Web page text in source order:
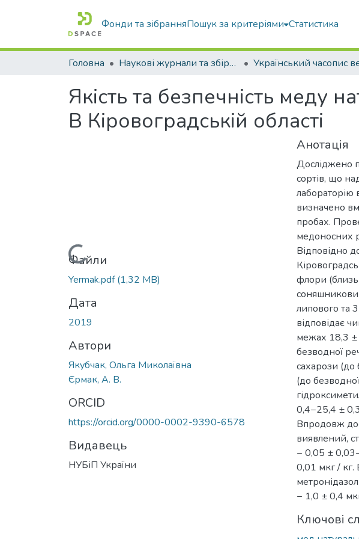
Фонди та зібранняПошук за критеріями Статистика
Головна Наукові журнали та збірники видань
Якість та безпечність меду
В Кіровоградській області
Вантажиться...
Файли
Yermak.pdf(1,32 MB)
Дата
2019
Автори
Якубчак, Ольга Миколаївна
Єрмак, А. В.
ORCID
https://orcid.org/0000-0002-9390-6578
Видавець
НУБіП України
Анотація
Досліджено
сортів, що
визначено
пробах.
медоносних
Відповідно
флори
липового та
відповідає
межах 18,3 ±
безводної
сахарози (до
(до
0,4−25,4 ±
Впродовж
виявлений,
− 0,05 ±
0,01 мкг / кг.
− 1,0 ± 0,4
Ключові